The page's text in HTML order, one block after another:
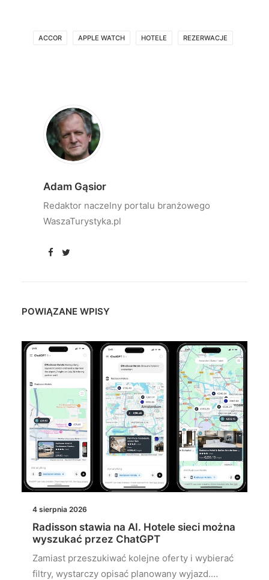
ACCOR APPLE WATCH HOTELE REZERWACJE
Adam Gąsior
Redaktor naczelny portalu branżowego
WaszaTurystyka.pl
POWIĄZANE WPISY
4 sierpnia 2026
Radisson stawia na AI. Hotele sieci można
wyszukać przez ChatGPT
Zamiast przeszukiwać kolejne oferty i wybierać
filtry, wystarczy opisać planowany wyjazd.…